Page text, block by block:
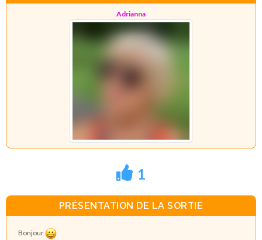
Adrianna
1
PRÉSENTATION DE LA SORTIE
Bonjour